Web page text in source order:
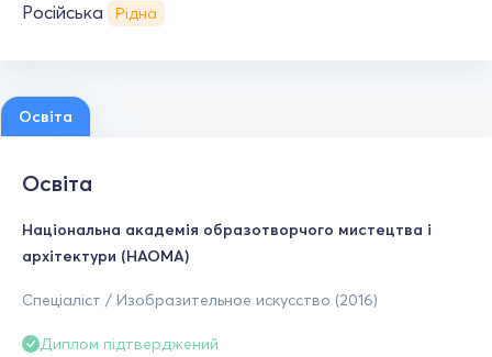
Російська Рідна
Освіта
Освіта
Національна академія образотворчого мистецтва і
архітектури (НАОМА)
Спеціаліст / Изобразительное искусство (2016)
Диплом підтверджений